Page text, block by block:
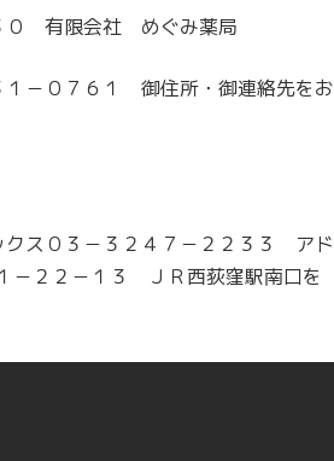
０ 有限会社 めぐみ薬局
－０７６１ 御住所・御連絡先をお
ス０３－３２４７－２２３３ アド
－２２－１３ ＪＲ西荻窪駅南口を